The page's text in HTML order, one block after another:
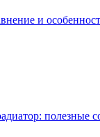
и
полезные